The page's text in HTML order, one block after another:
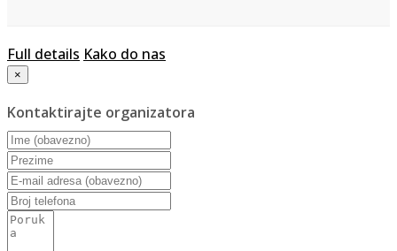
Full details Kako do nas
×
Kontaktirajte organizatora